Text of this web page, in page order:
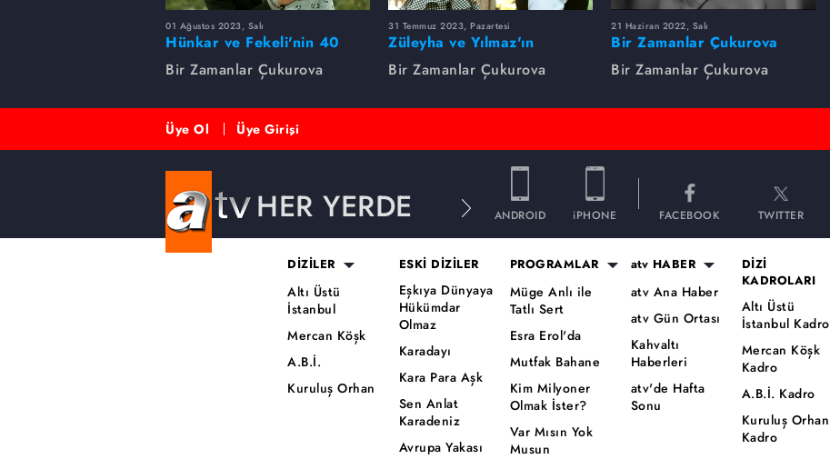
01 Ağustos 2023, Salı
Hünkar ve Fekeli'nin 40
yıllık sevdası
Bir Zamanlar Çukurova
31 Temmuz 2023, Pazartesi
Züleyha ve Yılmaz'ın
Unutulmaz Aşkı
Bir Zamanlar Çukurova
21 Haziran 2022, Salı
Bir Zamanlar Çukurova
Zaman Makinesi
Bir Zamanlar Çukurova
Üye Ol Üye Girişi
HER YERDE ANDROID iPHONE FACEBOOK TWITTER
DİZİLER
Altı Üstü
İstanbul
Mercan Köşk
A.B.İ.
Kuruluş Orhan
ESKİ DİZİLER
Eşkıya Dünyaya
Hükümdar
Olmaz
Karadayı
Kara Para Aşk
Sen Anlat
Karadeniz
Avrupa Yakası
PROGRAMLAR
Müge Anlı ile
Tatlı Sert
Esra Erol'da
Mutfak Bahane
Kim Milyoner
Olmak İster?
Var Mısın Yok
Musun
atv HABER
atv Ana Haber
atv Gün Ortası
Kahvaltı
Haberleri
atv'de Hafta
Sonu
DİZİ
KADROLARI
Altı Üstü
İstanbul Kadro
Mercan Köşk
Kadro
A.B.İ. Kadro
Kuruluş Orhan
Kadro